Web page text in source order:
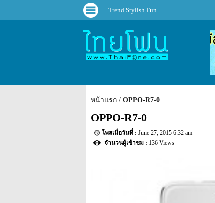
Trend Stylish Fun
หน้าแรก OPPO-R7-0
OPPO-R7-0
June 27, 2015 6:32 am
136 Views